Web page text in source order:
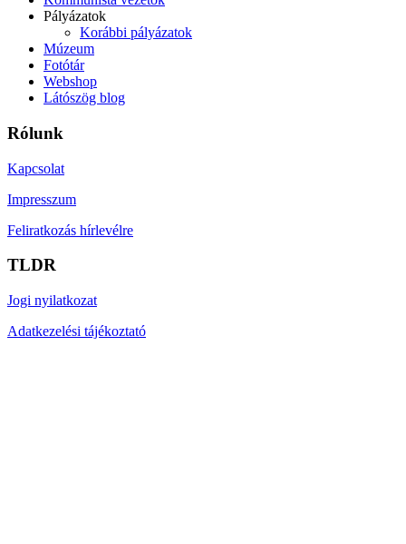
Pályázatok
Korábbi pályázatok
Múzeum
Fotótár
Webshop
Látószög blog
Rólunk
Kapcsolat
Impresszum
Feliratkozás hírlevélre
TLDR
Jogi nyilatkozat
Adatkezelési tájékoztató